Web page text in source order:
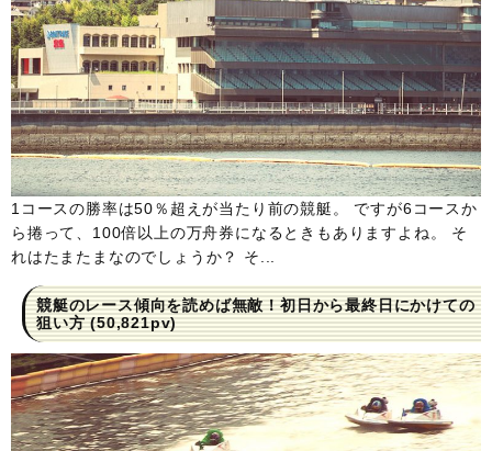
1コースの勝率は50％超えが当たり前の競艇。 ですが6コースか
ら捲って、100倍以上の万舟券になるときもありますよね。 そ
れはたまたまなのでしょうか？ そ...
競艇のレース傾向を読めば無敵！初日から最終日にかけての
狙い方(50,821pv)